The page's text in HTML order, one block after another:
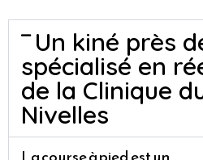
Un kiné près
spécialisé en
de la Clinique
Nivelles